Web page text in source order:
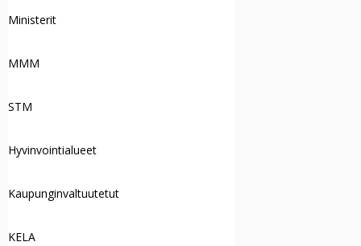
Ministerit
MMM
STM
Hyvinvointialueet
Kaupunginvaltuutetut
KELA